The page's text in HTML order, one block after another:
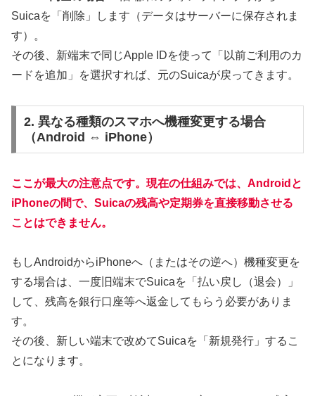
Suicaを「削除」します（データはサーバーに保存されま
す）。
その後、新端末で同じApple IDを使って「以前ご利用のカ
ードを追加」を選択すれば、元のSuicaが戻ってきます。
2. 異なる種類のスマホへ機種変更する場合
（Android ⇔ iPhone）
ここが最大の注意点です。現在の仕組みでは、 Androidと
iPhoneの間で、Suicaの残高や定期券を直接移動させる
ことはできません。
もしAndroidからiPhoneへ（またはその逆へ）機種変更を
する場合は、一度旧端末でSuicaを「払い戻し（退会）」
して、残高を銀行口座等へ返金してもらう必要がありま
す。
その後、新しい端末で改めてSuicaを「新規発行」するこ
とになります。